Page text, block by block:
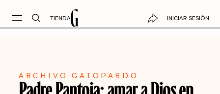
TIENDA INICIAR SESIÓN
ARCHIVO GATOPARDO